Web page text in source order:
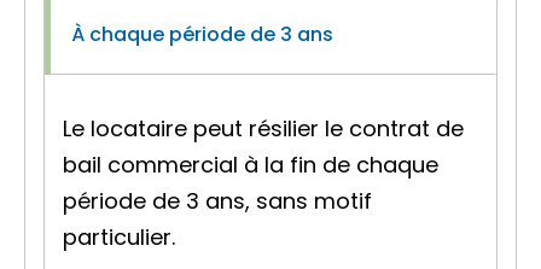
À chaque période de 3 ans
Le locataire peut résilier le contrat de
bail commercial à la fin de chaque
période de 3 ans, sans motif
particulier.